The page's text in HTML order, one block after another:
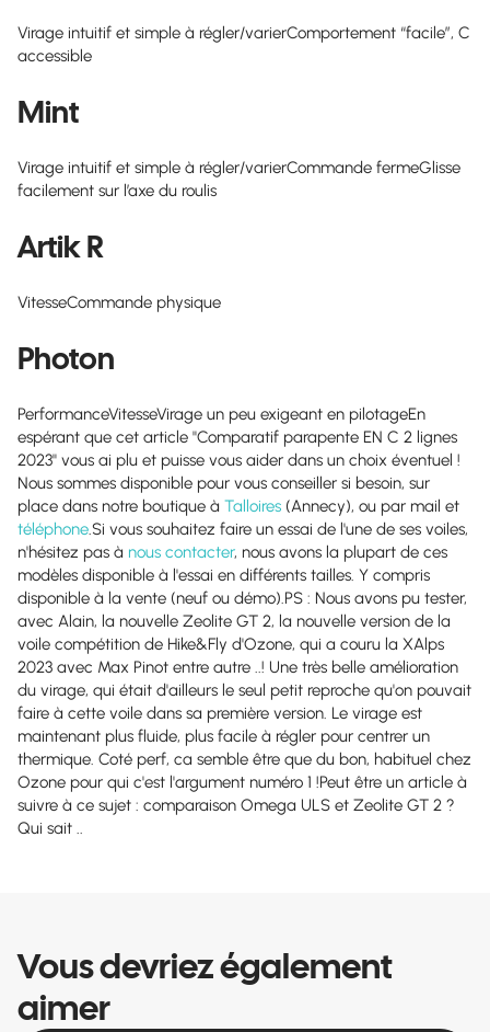
Virage intuitif et simple à régler/varierComportement “facile”, C
accessible
Mint
Virage intuitif et simple à régler/varierCommande fermeGlisse
facilement sur l’axe du roulis
Artik R
VitesseCommande physique
Photon
PerformanceVitesseVirage un peu exigeant en pilotageEn
espérant que cet article "Comparatif parapente EN C 2 lignes
2023" vous ai plu et puisse vous aider dans un choix éventuel !
Nous sommes disponible pour vous conseiller si besoin, sur
place dans notre boutique à Talloires (Annecy), ou par mail et
téléphone.Si vous souhaitez faire un essai de l'une de ses voiles,
n'hésitez pas à nous contacter, nous avons la plupart de ces
modèles disponible à l'essai en différents tailles. Y compris
disponible à la vente (neuf ou démo).PS : Nous avons pu tester,
avec Alain, la nouvelle Zeolite GT 2, la nouvelle version de la
voile compétition de Hike&Fly d'Ozone, qui a couru la XAlps
2023 avec Max Pinot entre autre ..! Une très belle amélioration
du virage, qui était d'ailleurs le seul petit reproche qu'on pouvait
faire à cette voile dans sa première version. Le virage est
maintenant plus fluide, plus facile à régler pour centrer un
thermique. Coté perf, ca semble être que du bon, habituel chez
Ozone pour qui c'est l'argument numéro 1 !Peut être un article à
suivre à ce sujet : comparaison Omega ULS et Zeolite GT 2 ?
Qui sait ..
Vous devriez également
aimer